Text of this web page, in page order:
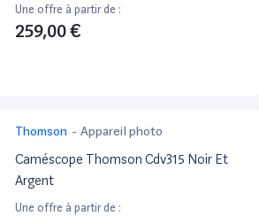
Une offre à partir de :
259,00 €
Thomson - Appareil photo
Caméscope Thomson Cdv315 Noir Et
Argent
Une offre à partir de :